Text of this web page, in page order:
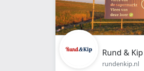
Rund & Kip
rundenkip.nl